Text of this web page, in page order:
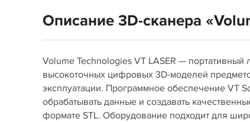
Описание 3D-сканера
Volume Technologies VT LASER —
высокоточных цифровых 3D-моделей
эксплуатации. Программное обеспечение VT
обрабатывать данные и создавать
формате STL. Оборудование подходит для